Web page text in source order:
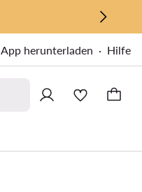
App herunterladen Hilfe